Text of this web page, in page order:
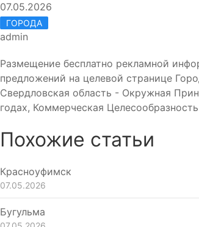
07.05.2026
ГОРОДА
admin
Размещение бесплатно рекламной
предложений на целевой странице
Свердловская область - Окружная
годах, Коммерческая
Похожие статьи
Красноуфимск
07.05.2026
Бугульма